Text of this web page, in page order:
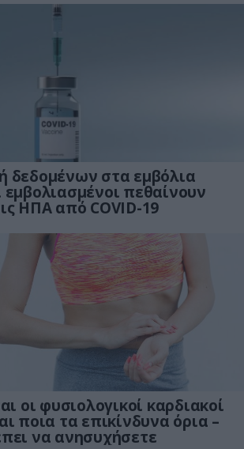
δεδομένων στα εμβόλια
εμβολιασμένοι πεθαίνουν
ΗΠΑ από COVID-19
οι φυσιολογικοί καρδιακοί
ποια τα επικίνδυνα όρια –
να ανησυχήσετε